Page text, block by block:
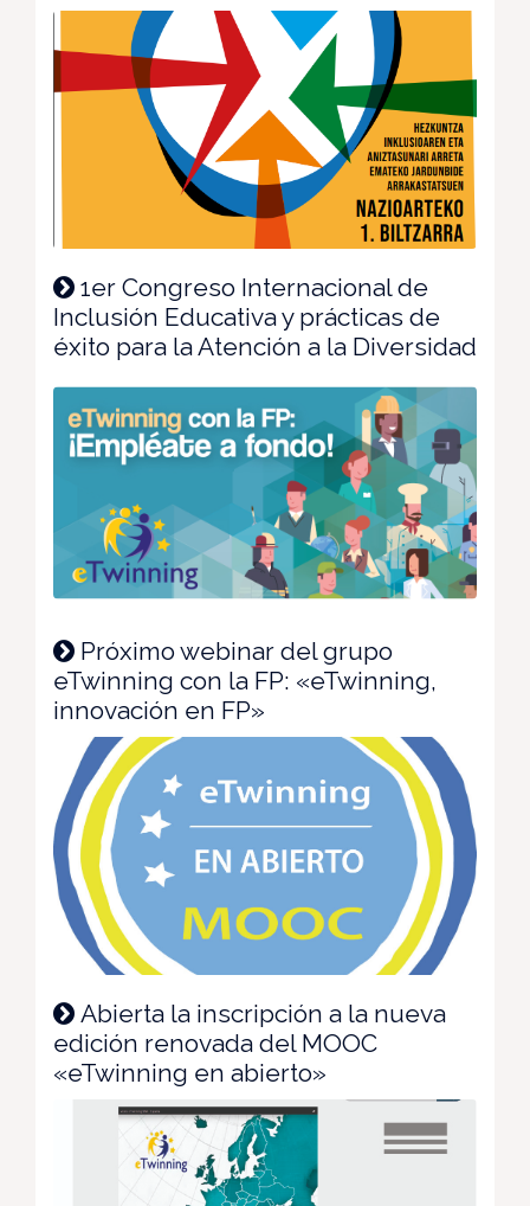
1er Congreso Internacional de
Inclusión Educativa y prácticas de
éxito para la Atención a la Diversidad
Próximo webinar del grupo
eTwinning con la FP: «eTwinning,
innovación en FP»
Abierta la inscripción a la nueva
edición renovada del MOOC
«eTwinning en abierto»